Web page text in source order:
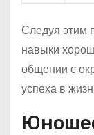
Следуя этим
навыки
общении с
успеха в